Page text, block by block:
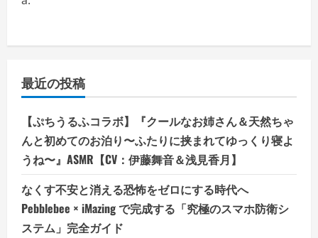
最近の投稿
【ぷちうるふコラボ】『クールなお姉さん＆天然ちゃ
んと初めてのお泊り〜ふたりに挟まれてゆっくり寝よ
うね〜』ASMR【CV：伊藤舞音＆浅見香月】
なくす不安と消える恐怖をゼロにする時代へ
Pebblebee × iMazing で完成する「究極のスマホ防衛シ
ステム」完全ガイド